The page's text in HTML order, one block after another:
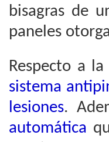
bisagras de
paneles
Respecto a
sistema
lesiones.
automática